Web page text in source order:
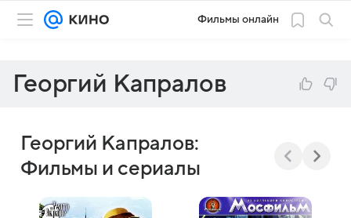
Фильмы онлайн
Георгий Капралов
Георгий Капралов:
Фильмы и сериалы